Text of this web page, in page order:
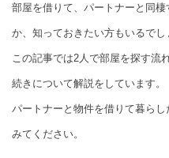
部屋を借りて、パートナーと同
か、知っておきたい方もいるでし
この記事では2人で部屋を探す流
続きについて解説をしています。
パートナーと物件を借りて暮ら
みてください。